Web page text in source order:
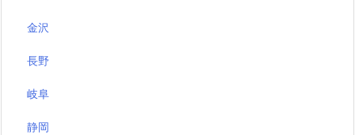
金沢
長野
岐阜
静岡